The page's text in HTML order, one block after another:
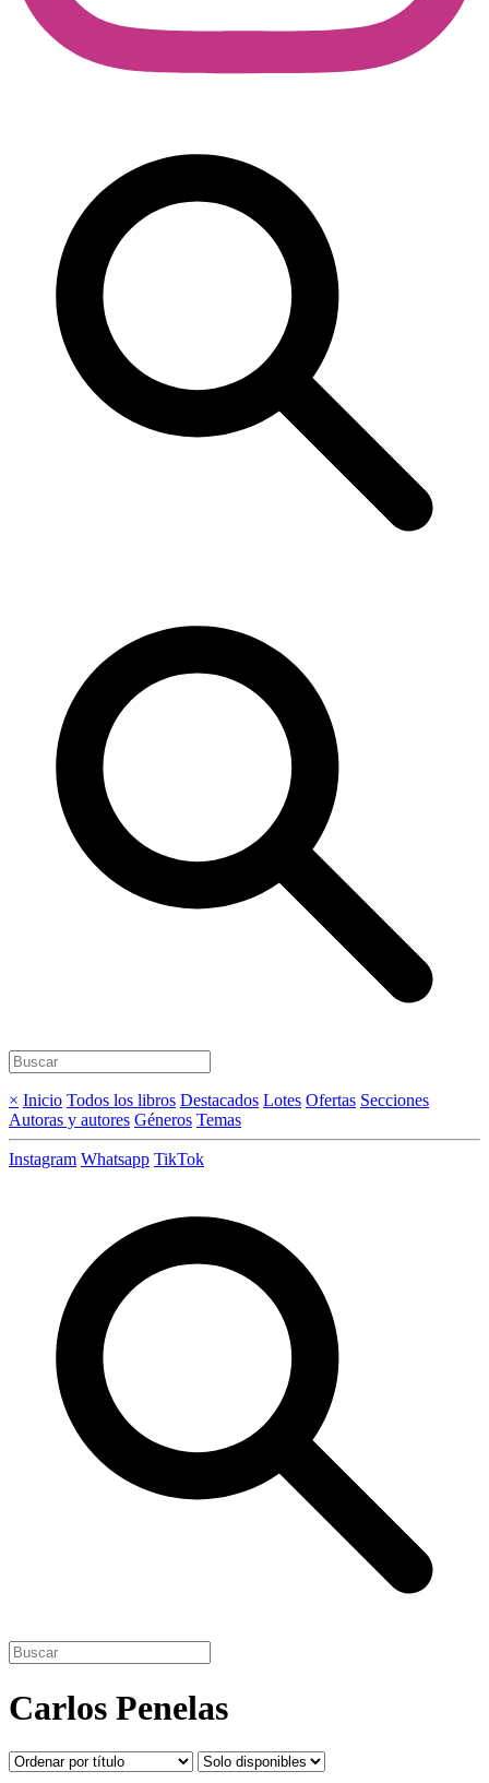
× Inicio Todos los libros Destacados Lotes Ofertas Secciones
Autoras y autores Géneros Temas
Instagram Whatsapp TikTok
Carlos Penelas